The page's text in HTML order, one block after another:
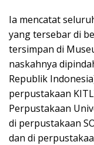
Ia mencatat
yang tersebar di
tersimpan di
naskahnya
Republik
perpustakaan
Perpustakaan
di perpustakaan
dan di